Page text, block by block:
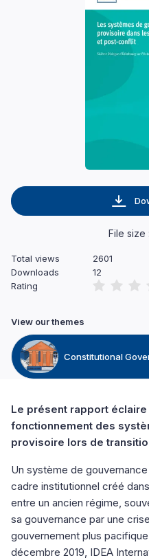
Le présent rapport éclaire
fonctionnement des
provisoire lors de
Un système de
cadre institutionnel créé
entre un ancien régime,
sa gouvernance par une
gouvernement plus
décembre 2019, IDEA
File size
Total views
2601
Downloads
12
Rating
View our themes
Constitutional